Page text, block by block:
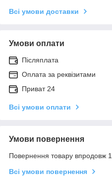
Всі умови доставки
Умови оплати
Післяплата
Оплата за реквізитами
Приват 24
Всі умови оплати
Умови повернення
Повернення товару впродовж
Всі умови повернення